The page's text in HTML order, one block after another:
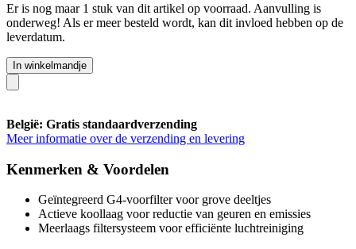
Er is nog maar 1 stuk van dit artikel op voorraad. Aanvulling is
onderweg! Als er meer besteld wordt, kan dit invloed hebben op de
leverdatum.
In winkelmandje
België: Gratis standaardverzending
Meer informatie over de verzending en levering
Kenmerken & Voordelen
Geïntegreerd G4-voorfilter voor grove deeltjes
Actieve koollaag voor reductie van geuren en emissies
Meerlaags filtersysteem voor efficiënte luchtreiniging